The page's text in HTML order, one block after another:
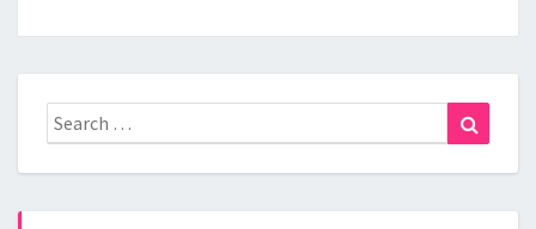
Search
for: